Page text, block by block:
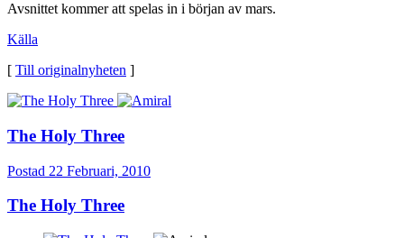
Avsnittet kommer att spelas in i början av mars.
Källa
[ Till originalnyheten ]
The Holy Three
Postad 22 Februari, 2010
The Holy Three